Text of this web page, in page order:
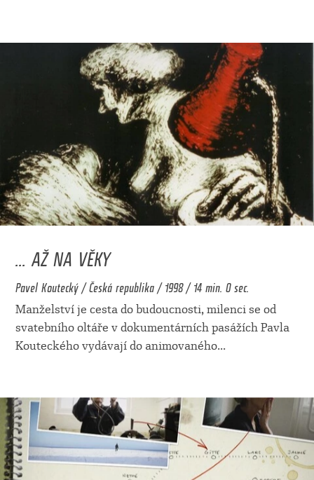
... AŽ NA VĚKY
Pavel Koutecký / Česká republika / 1998 / 14 min. 0 sec.
Manželství je cesta do budoucnosti, milenci se od
svatebního oltáře v dokumentárních pasážích Pavla
Kouteckého vydávají do animovaného...